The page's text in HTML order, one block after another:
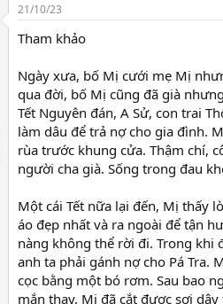
21/10/23
Tham khảo
Ngày xưa, bố Mị cưới mẹ Mị
qua đời, bố Mị cũng đã già
Tết Nguyên đán, A Sử, con trai
làm dâu để trả nợ cho gia đình.
rùa trước khung cửa. Thậm chí,
người cha già. Sống trong đau
Một cái Tết nữa lại đến, Mị thấy
áo đẹp nhất và ra ngoài để tận
nàng không thể rời đi. Trong khi
anh ta phải gánh nợ cho Pá Tra.
cọc bằng một bó rơm. Sau bao
mắn thay, Mị đã cắt được sợi